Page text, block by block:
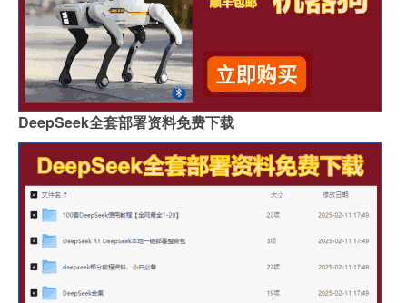
DeepSeek全套部署资料免费下载